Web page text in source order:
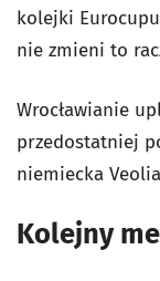
kolejki
nie zmieni to
Wrocławianie
przedostatniej
niemiecka
Kolejny